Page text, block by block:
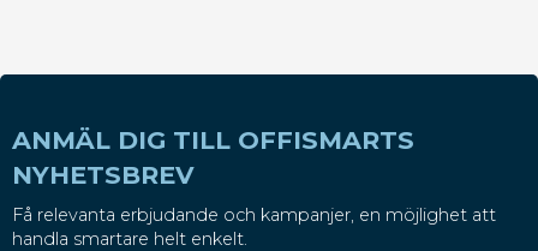
ANMÄL DIG TILL OFFISMARTS
NYHETSBREV
Få relevanta erbjudande och kampanjer, en möjlighet att
handla smartare helt enkelt.